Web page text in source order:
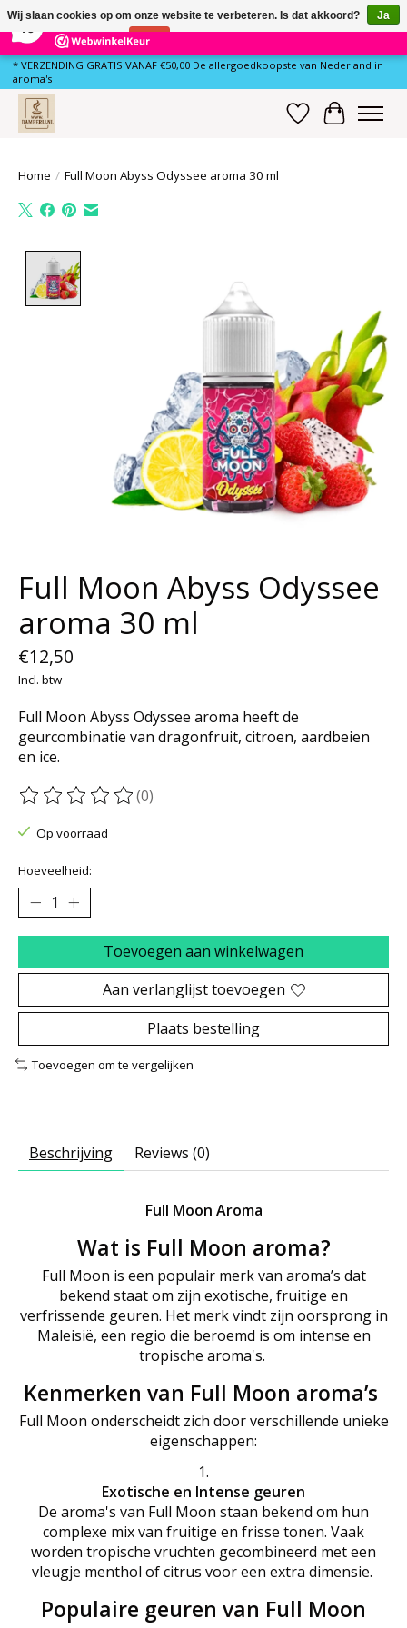
80 Reviews ×
* VERZENDING GRATIS VANAF €50,00 De allergoedkoopste van Nederland in
aroma's
Verlanglijst
Home / Full Moon Abyss Odyssee aroma 30 ml
Full Moon Abyss Odyssee
aroma 30 ml
€12,50
Incl. btw
Full Moon Abyss Odyssee aroma heeft de
geurcombinatie van dragonfruit, citroen, aardbeien
en ice.
De beoordeling van dit product is
(0)
Op voorraad
Hoeveelheid:
Toevoegen aan winkelwagen
Aan verlanglijst toevoegen
Plaats bestelling
Toevoegen om te vergelijken
Beschrijving Reviews (0)
Full Moon Aroma
Wat is Full Moon aroma?
Full Moon is een populair merk van aroma’s dat
bekend staat om zijn exotische, fruitige en
verfrissende geuren. Het merk vindt zijn oorsprong in
Maleisië, een regio die beroemd is om intense en
tropische aroma's.
Kenmerken van Full Moon aroma’s
Full Moon onderscheidt zich door verschillende unieke
eigenschappen:
Exotische en Intense geuren
De aroma's van Full Moon staan bekend om hun
complexe mix van fruitige en frisse tonen. Vaak
worden tropische vruchten gecombineerd met een
vleugje menthol of citrus voor een extra dimensie.
Populaire geuren van Full Moon
Wij slaan cookies op om onze website te verbeteren. Is dat akkoord?
Ja
Nee